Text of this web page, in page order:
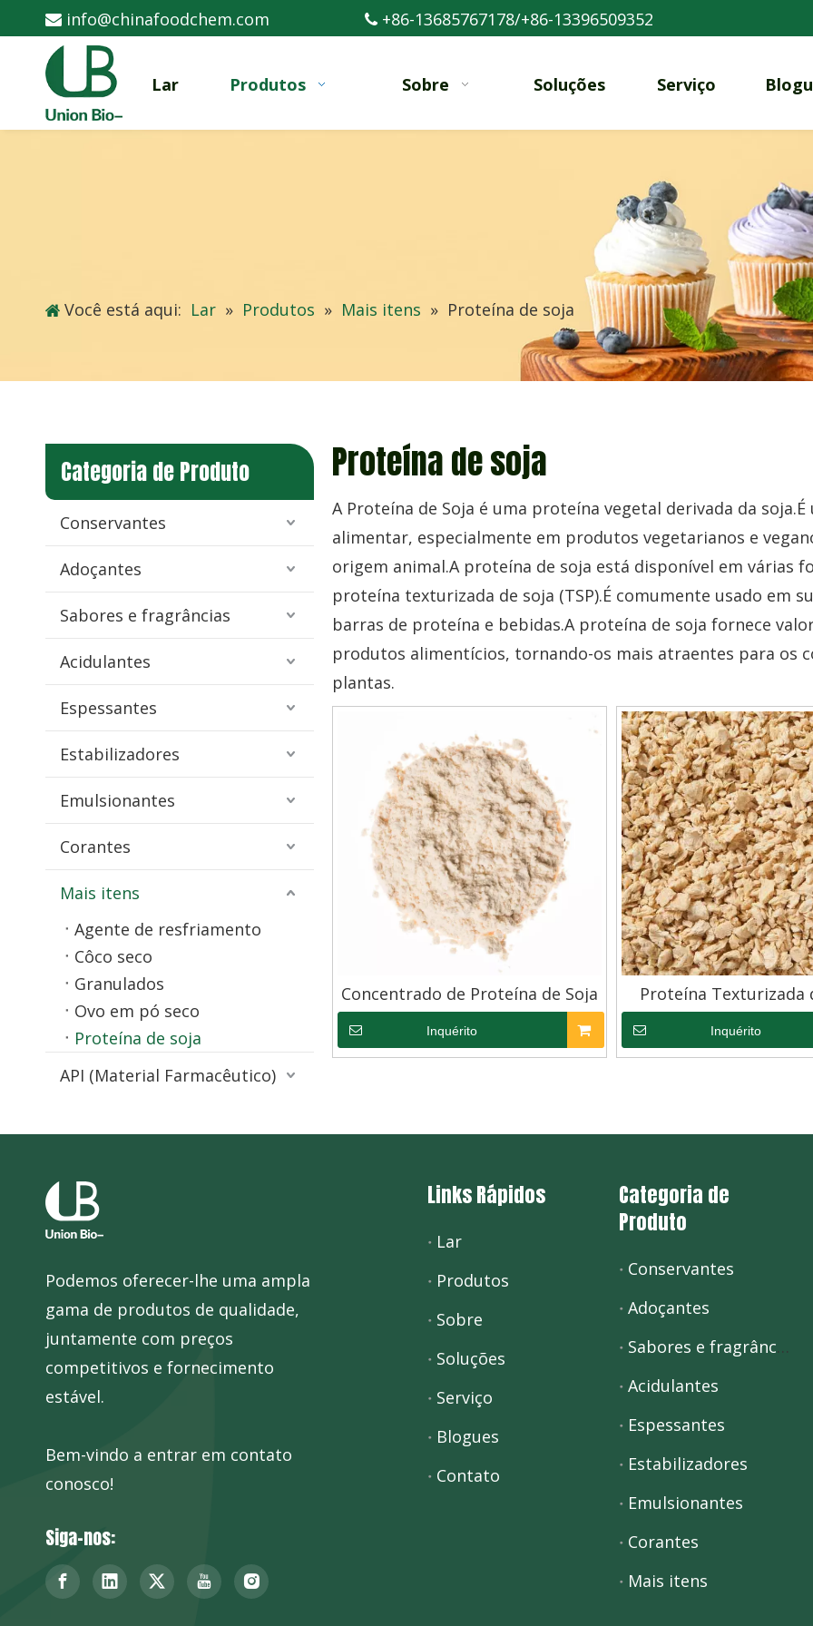
 info@chinafoodchem.com  +86-13685767178/+86-13396509352
Lar Produtos Sobre Soluções Serviço
Você está aqui: Lar » Produtos » Mais itens » Proteína de soja
Categoria de Produto
Conservantes
Adoçantes
Sabores e fragrâncias
Acidulantes
Espessantes
Estabilizadores
Emulsionantes
Corantes
Mais itens
Agente de resfriamento
Côco seco
Granulados
Ovo em pó seco
Proteína de soja
API (Material Farmacêutico)
Proteína de soja
A Proteína de Soja é uma proteína vegetal derivada da
alimentar, especialmente em produtos vegetarianos e
origem animal.A proteína de soja está disponível em várias
proteína texturizada de soja (TSP).É comumente usado em
barras de proteína e bebidas.A proteína de soja fornece
produtos alimentícios, tornando-os mais atraentes para os
plantas.
Concentrado de Proteína de Soja
Inquérito
Proteína Texturizada
Inquérito
Podemos oferecer-lhe uma ampla
gama de produtos de qualidade,
juntamente com preços
competitivos e fornecimento
estável.
Bem-vindo a entrar em contato
conosco!
Siga-nos:
Links Rápidos
Lar
Produtos
Sobre
Soluções
Serviço
Blogues
Contato
Categoria de
Produto
Conservantes
Adoçantes
Sabores e fragrâncias
Acidulantes
Espessantes
Estabilizadores
Emulsionantes
Corantes
Mais itens